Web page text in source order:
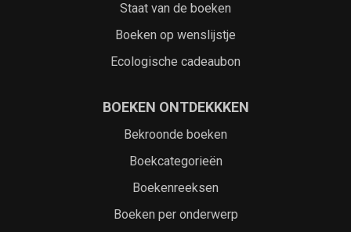
Staat van de boeken
Boeken op wenslijstje
Ecologische cadeaubon
BOEKEN ONTDEKKKEN
Bekroonde boeken
Boekcategorieën
Boekenreeksen
Boeken per onderwerp